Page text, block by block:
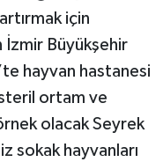
için
İzmir Büyükşehir
hayvan hastanesi
ortam ve
olacak Seyrek
sokak hayvanları